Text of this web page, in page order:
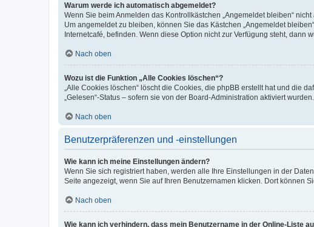
Warum werde ich automatisch abgemeldet?
Wenn Sie beim Anmelden das Kontrollkästchen „Angemeldet bleiben“
Um angemeldet zu bleiben, können Sie das Kästchen „Angemeldet
Internetcafé, befinden. Wenn diese Option nicht zur Verfügung steht, dann
Nach oben
Wozu ist die Funktion „Alle Cookies löschen“?
„Alle Cookies löschen“ löscht die Cookies, die phpBB erstellt hat und die
„Gelesen“-Status – sofern sie von der Board-Administration aktiviert
Nach oben
Benutzerpräferenzen und -einstellungen
Wie kann ich meine Einstellungen ändern?
Wenn Sie sich registriert haben, werden alle Ihre Einstellungen in der
Seite angezeigt, wenn Sie auf Ihren Benutzernamen klicken. Dort können
Nach oben
Wie kann ich verhindern, dass mein Benutzername in der Online-Liste